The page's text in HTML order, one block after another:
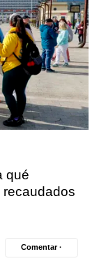
qué
Comentar ·